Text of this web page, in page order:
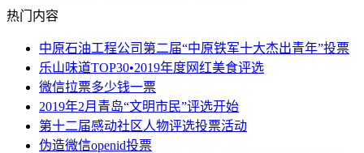
热门内容
中原石油工程公司第二届“中原铁军十大杰出青年”投票
乐山味道TOP30•2019年度网红美食评选
微信拉票多少钱一票
2019年2月青岛“文明市民”评选开始
第十二届感动社区人物评选投票活动
伪造微信openid投票